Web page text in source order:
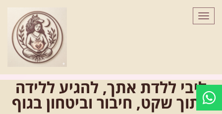
לתוכן
תפריט
ליבי ללדת אתך, להגיע ללידה
מתוך שקט, חיבור וביטחון בגוף